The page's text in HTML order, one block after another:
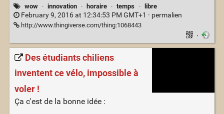
wow · innovation · horaire · temps · libre
February 9, 2016 at 12:34:53 PM GMT+1 · permalien
http://www.thingiverse.com/thing:1068443
·
Des étudiants chiliens
inventent ce vélo, impossible à
voler !
Ça c'est de la bonne idée :